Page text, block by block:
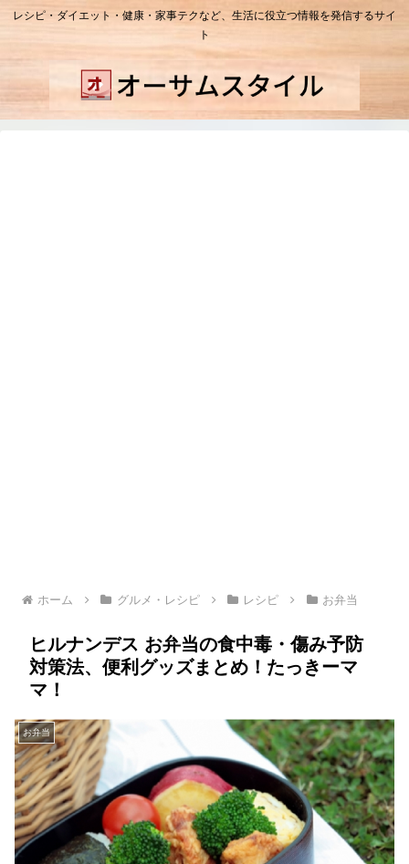
レシピ・ダイエット・健康・家事テクなど、生活に役立つ情報を発信するサイ
ト
ホーム グルメ・レシピ レシピ お弁当
ヒルナンデス お弁当の食中毒・傷み予防
対策法、便利グッズまとめ！たっきーマ
マ！
お弁当